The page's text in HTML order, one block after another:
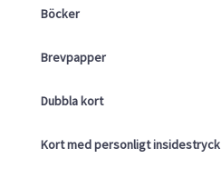
Böcker
Brevpapper
Dubbla kort
Kort med personligt insidestryck